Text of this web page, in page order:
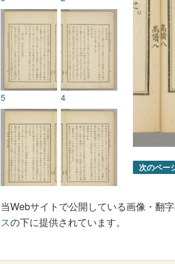
次のペー
4
5
当Webサイトで公開している画像・翻
スの下に提供されています。